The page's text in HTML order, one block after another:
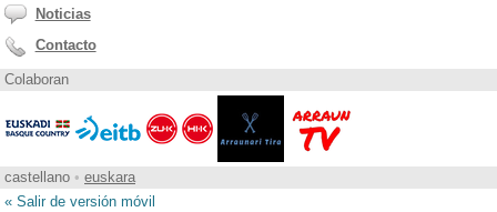
Noticias
Contacto
Colaboran
castellano • euskara
« Salir de versión móvil